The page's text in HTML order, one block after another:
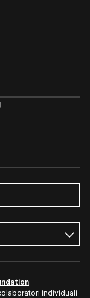
.
individuali